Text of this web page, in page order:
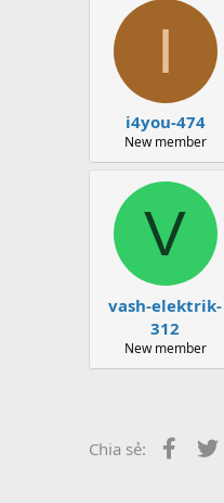
I
i4you-474
New member
V
vash-elektrik-
312
New member
Chia sẻ: